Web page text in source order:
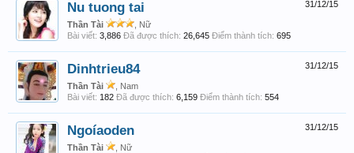
31/12/15
Nu tuong tai
Thần Tài
, Nữ
Bài viết: 3,886 Đã được thích: 26,645 Điểm thành tích: 695
31/12/15
Dinhtrieu84
Thần Tài
, Nam
Bài viết: 182 Đã được thích: 6,159 Điểm thành tích: 554
31/12/15
Ngoíaoden
Thần Tài
, Nữ